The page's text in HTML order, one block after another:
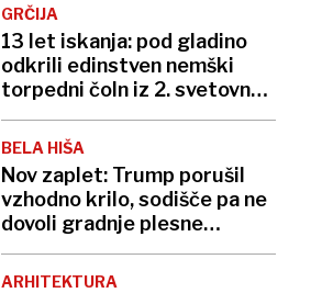
GRČIJA
13 let iskanja: pod gladino
odkrili edinstven nemški
torpedni čoln iz 2. svetovne
vojne
BELA HIŠA
Nov zaplet: Trump porušil
vzhodno krilo, sodišče pa ne
dovoli gradnje plesne
dvorane
ARHITEKTURA